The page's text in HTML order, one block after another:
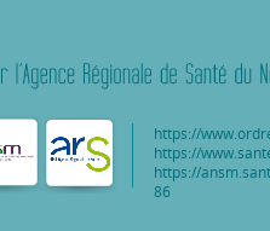
https://
https://
https://
86